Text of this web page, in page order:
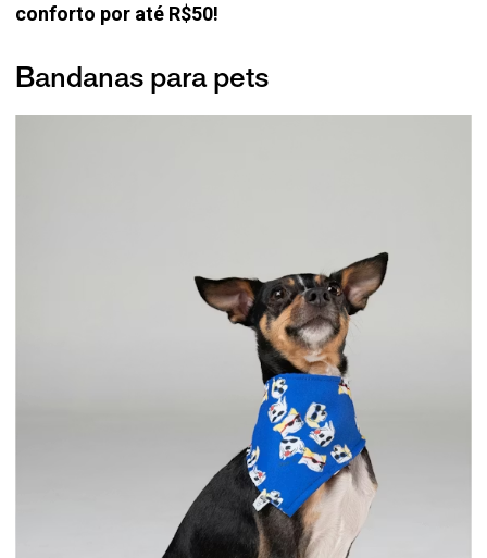
conforto por até R$50!
Bandanas para pets